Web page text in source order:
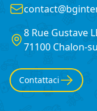
8 Rue Gustave
71100 Chalon-
Contattaci